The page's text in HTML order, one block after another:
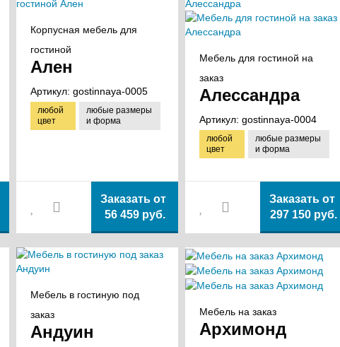
Корпусная мебель для
гостиной
Ален
Артикул:gostinnaya-0005
любой
цвет
любые размеры
и форма
Заказать от
56 459 руб.
Мебель для гостиной на
заказ
Алессандра
Артикул:gostinnaya-0004
любой
цвет
любые размеры
и форма
Заказать от
297 150 руб.
Мебель в гостиную под
заказ
Андуин
Мебель на заказ
Архимонд